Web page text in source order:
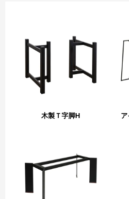
木製Ｔ字脚H